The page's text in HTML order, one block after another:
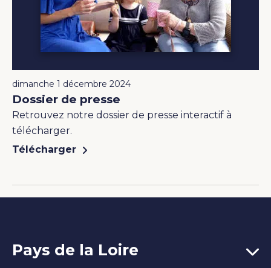
dimanche 1 décembre 2024
Dossier de presse
Retrouvez notre dossier de presse interactif à
télécharger.
Télécharger
Pays de la Loire